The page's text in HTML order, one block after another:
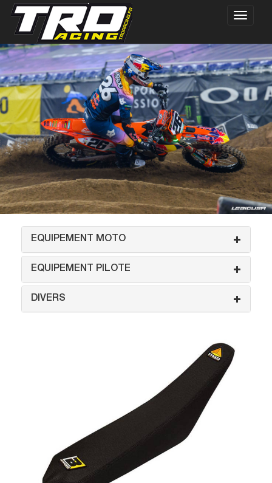
EQUIPEMENT MOTO
EQUIPEMENT PILOTE
DIVERS